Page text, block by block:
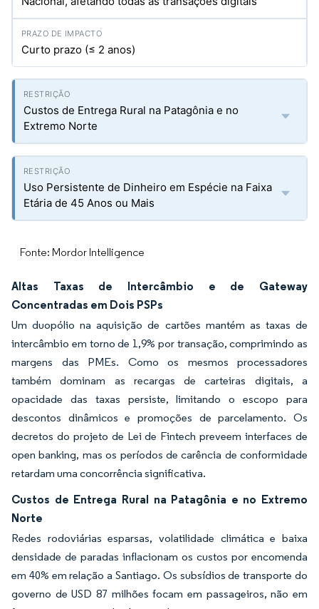
Curto prazo (≤ 2 anos)
Custos de Entrega Rural na Patagônia e no
Extremo Norte
Uso Persistente de Dinheiro em Espécie na Faixa
Etária de 45 Anos ou Mais
Fonte: Mordor Intelligence
Altas Taxas de Intercâmbio e de Gateway
Concentradas em Dois PSPs
Um duopólio na aquisição de cartões mantém as taxas de
intercâmbio em torno de 1,9% por transação, comprimindo as
margens das PMEs. Como os mesmos processadores
também dominam as recargas de carteiras digitais, a
opacidade das taxas persiste, limitando o escopo para
descontos dinâmicos e promoções de parcelamento. Os
decretos do projeto de Lei de Fintech preveem interfaces de
open banking, mas os períodos de carência de conformidade
retardam uma concorrência significativa.
Custos de Entrega Rural na Patagônia e no Extremo
Norte
Redes rodoviárias esparsas, volatilidade climática e baixa
densidade de paradas inflacionam os custos por encomenda
em 40% em relação a Santiago. Os subsídios de transporte do
governo de USD 87 milhões focam em passageiros, não em